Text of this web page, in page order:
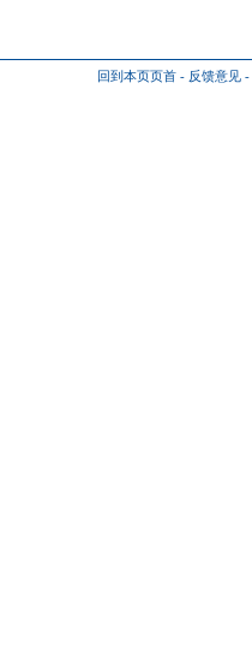
回到本页页首 - 反馈意见 -